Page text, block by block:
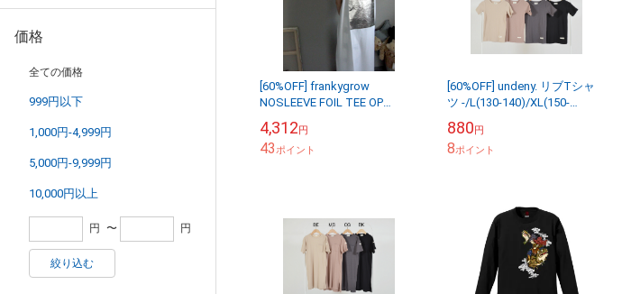
価格
全ての価格
999円以下
1,000円-4,999円
5,000円-9,999円
10,000円以上
円 〜 円
絞り込む
[60%OFF] frankygrow
NOSLEEVE FOIL TEE OP
4,312円
43ポイント
[60%OFF] undeny. リブTシャ
ツ -/L(130-140)/XL(150-
880円
8ポイント